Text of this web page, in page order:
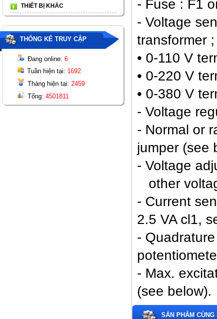
THIẾT BỊ KHÁC
THỐNG KÊ TRUY CẬP
Đang online: 6
Tuần hiện tại: 1692
Tháng hiện tại: 2459
Tổng: 4501811
- Fuse : F1
- Voltage
transformer ;
• 0-110 V
• 0-220 V
• 0-380 V
- Voltage
- Normal or
jumper (see
- Voltage
other
- Current
2.5 VA cl1,
-
- Max.
(see below).
SẢN PHẨM CÙNG